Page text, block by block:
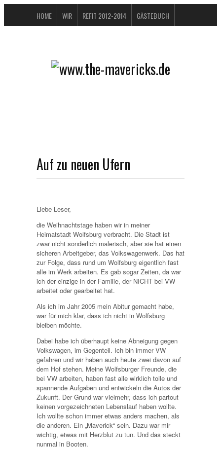
HOME WIR REFIT 2012-2014 GÄSTEBUCH
DATENSCHUTZERKLÄRUNG
Auf zu neuen Ufern
Liebe Leser,
die Weihnachtstage haben wir in meiner
Heimatstadt Wolfsburg verbracht. Die Stadt ist
zwar nicht sonderlich malerisch, aber sie hat einen
sicheren Arbeitgeber, das Volkswagenwerk. Das hat
zur Folge, dass rund um Wolfsburg eigentlich fast
alle im Werk arbeiten. Es gab sogar Zeiten, da war
ich der einzige in der Familie, der NICHT bei VW
arbeitet oder gearbeitet hat.
Als ich im Jahr 2005 mein Abitur gemacht habe,
war für mich klar, dass ich nicht in Wolfsburg
bleiben möchte.
Dabei habe ich überhaupt keine Abneigung gegen
Volkswagen, im Gegenteil. Ich bin immer VW
gefahren und wir haben auch heute zwei davon auf
dem Hof stehen. Meine Wolfsburger Freunde, die
bei VW arbeiten, haben fast alle wirklich tolle und
spannende Aufgaben und entwickeln die Autos der
Zukunft. Der Grund war vielmehr, dass ich partout
keinen vorgezeichneten Lebenslauf haben wollte.
Ich wollte schon immer etwas anders machen, als
die anderen. Ein „Maverick“ sein. Dazu war mir
wichtig, etwas mit Herzblut zu tun. Und das steckt
nunmal in Booten.